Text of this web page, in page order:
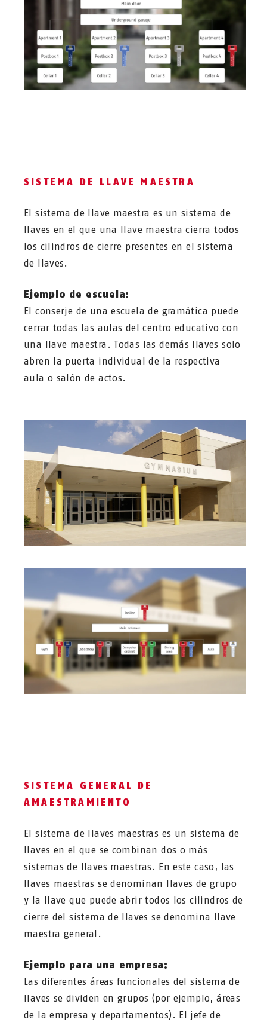
SISTEMA DE LLAVE MAESTRA
El sistema de llave maestra es un sistema de
llaves en el que una llave maestra cierra todos
los cilindros de cierre presentes en el sistema
de llaves.
Ejemplo de escuela:
El conserje de una escuela de gramática puede
cerrar todas las aulas del centro educativo con
una llave maestra. Todas las demás llaves solo
abren la puerta individual de la respectiva
aula o salón de actos.
SISTEMA GENERAL DE
AMAESTRAMIENTO
El sistema de llaves maestras es un sistema de
llaves en el que se combinan dos o más
sistemas de llaves maestras. En este caso, las
llaves maestras se denominan llaves de grupo
y la llave que puede abrir todos los cilindros de
cierre del sistema de llaves se denomina llave
maestra general.
Ejemplo para una empresa:
Las diferentes áreas funcionales del sistema de
llaves se dividen en grupos (por ejemplo, áreas
de la empresa y departamentos). El jefe de